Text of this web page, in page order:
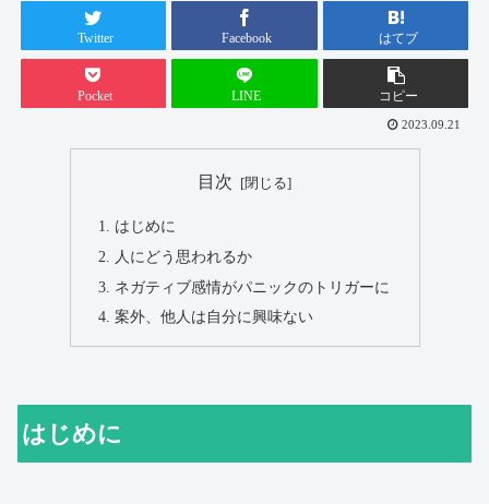
Twitter Facebook はてブ
Pocket LINE コピー
2023.09.21
目次
はじめに
人にどう思われるか
ネガティブ感情がパニックのトリガーに
案外、他人は自分に興味ない
はじめに